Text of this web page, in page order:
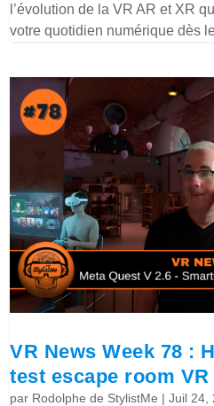
l’évolution de la VR AR et XR
votre quotidien numérique dès
VR News Week 78 :
test escape room
par Rodolphe de StylistMe |Juil 24,